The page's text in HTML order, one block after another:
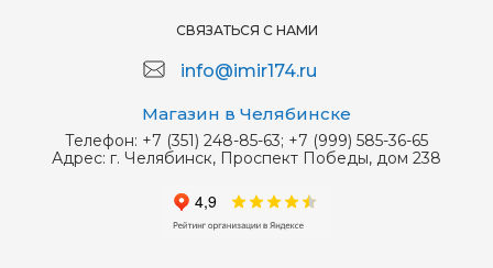
СВЯЗАТЬСЯ С НАМИ
info@imir174.ru
Магазин в Челябинске
Телефон: +7 (351) 248-85-63; +7 (999) 585-36-65
Адрес: г. Челябинск, Проспект Победы, дом 238